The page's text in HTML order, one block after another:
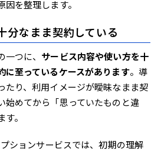
を整理します。
分なまま契約している
つに、 サービス内容や使い方を十
に至っているケースがあります。導
たり、利用イメージが曖昧なまま契
始めてから「思っていたものと違
。
ションサービスでは、初期の理解